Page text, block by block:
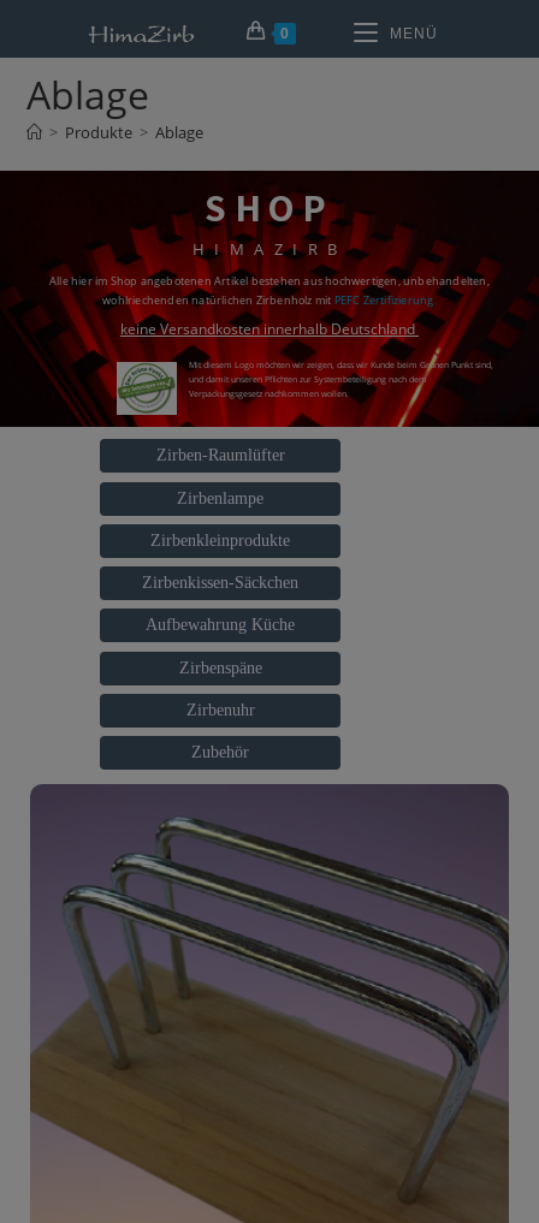
0 MENÜ
Ablage
> Produkte > Ablage
SHOP
HIMAZIRB
Alle hier im Shop angebotenen Artikel bestehen aus hochwertigen, unbehandelten,
wohlriechenden natürlichen Zirbenholz mit PEFC Zertifizierung
keine Versandkosten innerhalb Deutschland
Mit diesem Logo möchten wir zeigen, dass wir Kunde beim Grünen Punkt sind,
und damit unseren Pflichten zur Systembeteiligung nach dem
Verpackungsgesetz nachkommen wollen.
Zirben-Raumlüfter
Zirbenlampe
Zirbenkleinprodukte
Zirbenkissen-Säckchen
Aufbewahrung Küche
Zirbenspäne
Zirbenuhr
Zubehör